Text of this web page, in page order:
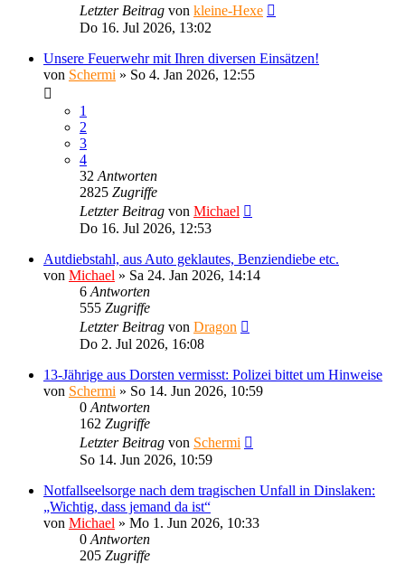
Letzter Beitrag von kleine-Hexe
Do 16. Jul 2026, 13:02
Unsere Feuerwehr mit Ihren diversen Einsätzen!
von Schermi » So 4. Jan 2026, 12:55
1
2
3
4
32 Antworten
2825 Zugriffe
Letzter Beitrag von Michael
Do 16. Jul 2026, 12:53
Autdiebstahl, aus Auto geklautes, Benziendiebe etc.
von Michael » Sa 24. Jan 2026, 14:14
6 Antworten
555 Zugriffe
Letzter Beitrag von Dragon
Do 2. Jul 2026, 16:08
13-Jährige aus Dorsten vermisst: Polizei bittet um Hinweise
von Schermi » So 14. Jun 2026, 10:59
0 Antworten
162 Zugriffe
Letzter Beitrag von Schermi
So 14. Jun 2026, 10:59
Notfallseelsorge nach dem tragischen Unfall in Dinslaken:
„Wichtig, dass jemand da ist“
von Michael » Mo 1. Jun 2026, 10:33
0 Antworten
205 Zugriffe